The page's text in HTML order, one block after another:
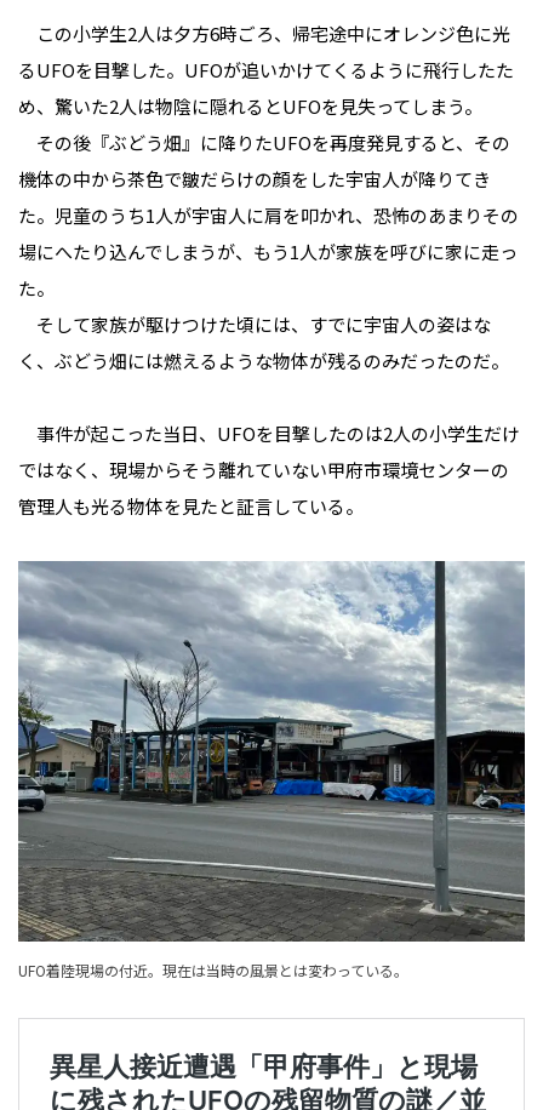
この小学生2人は夕方6時ごろ、帰宅途中にオレンジ色に光
るUFOを目撃した。UFOが追いかけてくるように飛行したた
め、驚いた2人は物陰に隠れるとUFOを見失ってしまう。
その後『ぶどう畑』に降りたUFOを再度発見すると、その
機体の中から茶色で皺だらけの顔をした宇宙人が降りてき
た。児童のうち1人が宇宙人に肩を叩かれ、恐怖のあまりその
場にへたり込んでしまうが、もう1人が家族を呼びに家に走っ
た。
そして家族が駆けつけた頃には、すでに宇宙人の姿はな
く、ぶどう畑には燃えるような物体が残るのみだったのだ。
事件が起こった当日、UFOを目撃したのは2人の小学生だけ
ではなく、現場からそう離れていない甲府市環境センターの
管理人も光る物体を見たと証言している。
UFO着陸現場の付近。現在は当時の風景とは変わっている。